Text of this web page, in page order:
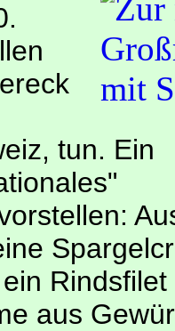
tun. Ein
aus